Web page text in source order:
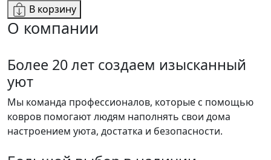
В корзину
О компании
Более 20 лет создаем изысканный
уют
Мы команда профессионалов, которые с помощью
ковров помогают людям наполнять свои дома
настроением уюта, достатка и безопасности.